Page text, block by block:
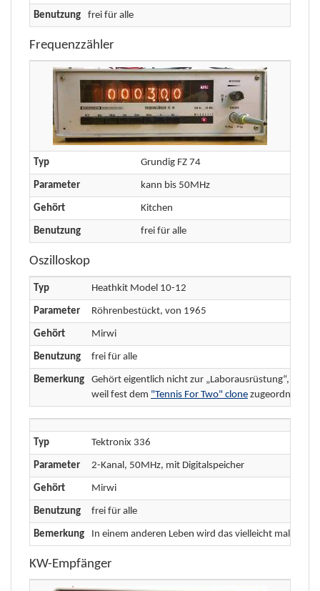
Benutzung frei für alle
Frequenzzähler
Typ Grundig FZ 74
Parameter kann bis 50MHz
Gehört Kitchen
Benutzung frei für alle
Oszilloskop
Typ Heathkit Model 10-12
Parameter Röhrenbestückt, von 1965
Gehört Mirwi
Benutzung frei für alle
Bemerkung
Gehört eigentlich nicht zur „Laborausrüstung“,
weil fest dem "Tennis For Two" clone zugeordnet.
Typ Tektronix 336
Parameter 2-Kanal, 50MHz, mit Digitalspeicher
Gehört Mirwi
Benutzung frei für alle
Bemerkung In einem anderen Leben wird das vielleicht mal ein
KW-Empfänger